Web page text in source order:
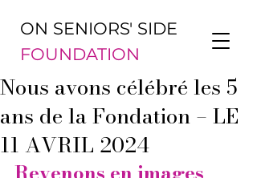
ON SENIORS' SIDE
FOUNDATION
Nous avons célébré les 5
ans de la Fondation – LE
11 AVRIL 2024